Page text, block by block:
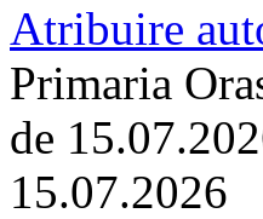
Atribuire
Primaria
de